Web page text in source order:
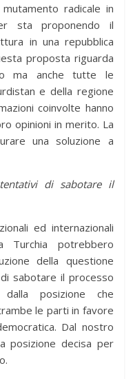
radicale in
sta proponendo il
in una repubblica
proposta riguarda
ma anche tutte le
e della regione
coinvolte hanno
opinioni in merito. La
una soluzione a
di sabotare il
ed internazionali
Turchia potrebbero
della questione
sabotare il processo
posizione che
le parti in favore
Dal nostro
posizione decisa per